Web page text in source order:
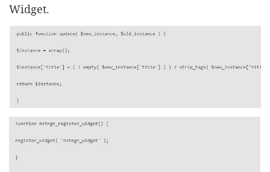
Widget.